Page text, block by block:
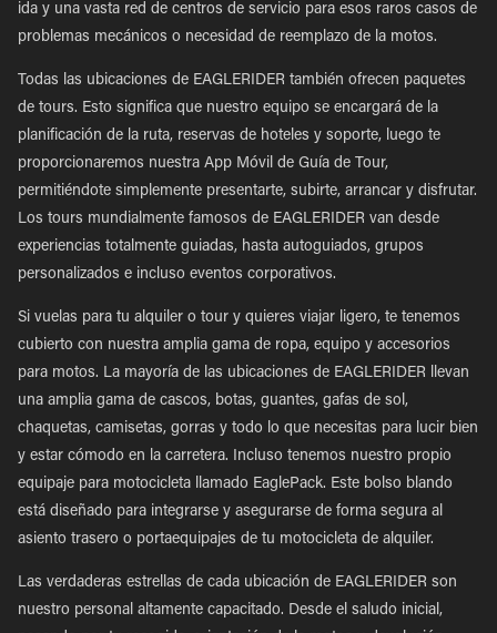
ida y una vasta red de centros de servicio para esos raros casos de
problemas mecánicos o necesidad de reemplazo de la motos.
Todas las ubicaciones de EAGLERIDER también ofrecen paquetes
de tours. Esto significa que nuestro equipo se encargará de la
planificación de la ruta, reservas de hoteles y soporte, luego te
proporcionaremos nuestra App Móvil de Guía de Tour,
permitiéndote simplemente presentarte, subirte, arrancar y disfrutar.
Los tours mundialmente famosos de EAGLERIDER van desde
experiencias totalmente guiadas, hasta autoguiados, grupos
personalizados e incluso eventos corporativos.
Si vuelas para tu alquiler o tour y quieres viajar ligero, te tenemos
cubierto con nuestra amplia gama de ropa, equipo y accesorios
para motos. La mayoría de las ubicaciones de EAGLERIDER llevan
una amplia gama de cascos, botas, guantes, gafas de sol,
chaquetas, camisetas, gorras y todo lo que necesitas para lucir bien
y estar cómodo en la carretera. Incluso tenemos nuestro propio
equipaje para motocicleta llamado EaglePack. Este bolso blando
está diseñado para integrarse y asegurarse de forma segura al
asiento trasero o portaequipajes de tu motocicleta de alquiler.
Las verdaderas estrellas de cada ubicación de EAGLERIDER son
nuestro personal altamente capacitado. Desde el saludo inicial,